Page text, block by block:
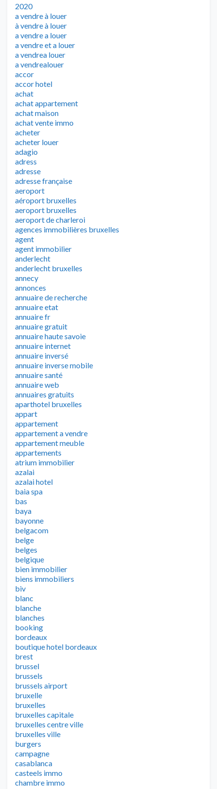
2020
a vendre à louer
à vendre à louer
a vendre a louer
a vendre et a louer
a vendrea louer
a vendrealouer
accor
accor hotel
achat
achat appartement
achat maison
achat vente immo
acheter
acheter louer
adagio
adress
adresse
adresse française
aeroport
aéroport bruxelles
aeroport bruxelles
aeroport de charleroi
agences immobilières bruxelles
agent
agent immobilier
anderlecht
anderlecht bruxelles
annecy
annonces
annuaire de recherche
annuaire etat
annuaire fr
annuaire gratuit
annuaire haute savoie
annuaire internet
annuaire inversé
annuaire inverse mobile
annuaire santé
annuaire web
annuaires gratuits
aparthotel bruxelles
appart
appartement
appartement a vendre
appartement meuble
appartements
atrium immobilier
azalai
azalai hotel
baia spa
bas
baya
bayonne
belgacom
belge
belges
belgique
bien immobilier
biens immobiliers
biv
blanc
blanche
blanches
booking
bordeaux
boutique hotel bordeaux
brest
brussel
brussels
brussels airport
bruxelle
bruxelles
bruxelles capitale
bruxelles centre ville
bruxelles ville
burgers
campagne
casablanca
casteels immo
chambre immo